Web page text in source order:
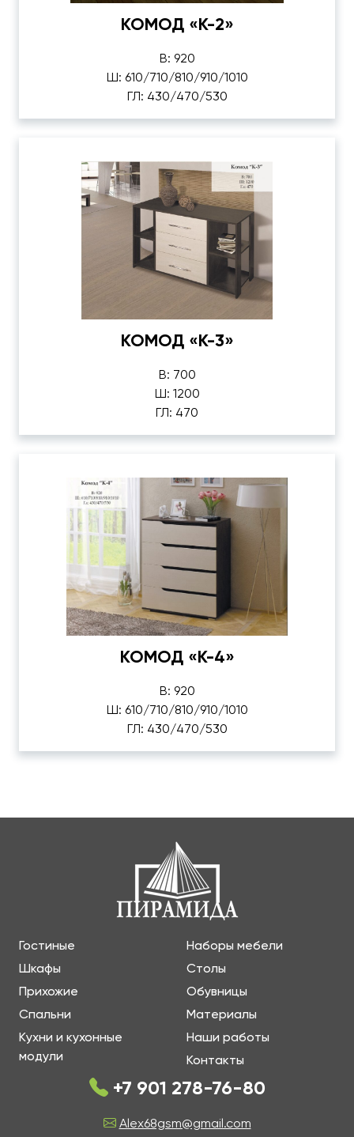
КОМОД «К-2»
В: 920
Ш: 610/710/810/910/1010
ГЛ: 430/470/530
КОМОД «К-3»
В: 700
Ш: 1200
ГЛ: 470
КОМОД «К-4»
В: 920
Ш: 610/710/810/910/1010
ГЛ: 430/470/530
Гостиные
Шкафы
Прихожие
Спальни
Кухни и кухонные
модули
Наборы мебели
Столы
Обувницы
Материалы
Наши работы
Контакты
+7 901 278-76-80
Alex68gsm@gmail.com